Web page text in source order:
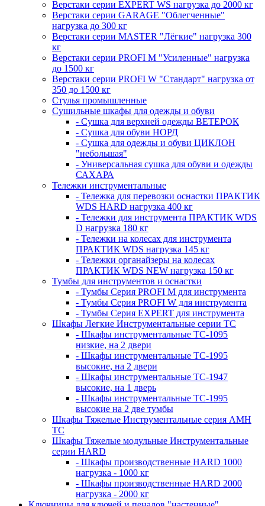
Верстаки серии EXPERT WS нагрузка до 2000 кг
Верстаки серии GARAGE "Облегченные"
нагрузка до 300 кг
Верстаки серии MASTER "Лёгкие" нагрузка 300
кг
Верстаки серии PROFI M "Усиленные" нагрузка
до 1500 кг
Верстаки серии PROFI W "Стандарт" нагрузка от
350 до 1500 кг
Стулья промышленные
Сушильные шкафы для одежды и обуви
- Сушка для верхней одежды ВЕТЕРОК
- Сушка для обуви НОРД
- Сушка для одежды и обуви ЦИКЛОН
"небольшая"
- Универсальная сушка для обуви и одежды
САХАРА
Тележки инструментальные
- Тележка для перевозки оснастки ПРАКТИК
WDS HARD нагрузка 400 кг
- Тележки для инструмента ПРАКТИК WDS
D нагрузка 180 кг
- Тележки на колесах для инструмента
ПРАКТИК WDS нагрузка 145 кг
- Тележки органайзеры на колесах
ПРАКТИК WDS NEW нагрузка 150 кг
Тумбы для инструментов и оснастки
- Тумбы Серия PROFI M для инструмента
- Тумбы Серия PROFI W для инструмента
- Тумбы Серия EXPERT для инструмента
Шкафы Легкие Инструментальные серии ТС
- Шкафы инструментальные TC-1095
низкие, на 2 двери
- Шкафы инструментальные TC-1995
высокие, на 2 двери
- Шкафы инструментальные ТС-1947
высокие, на 1 дверь
- Шкафы инструментальные ТС-1995
высокие на 2 две тумбы
Шкафы Тяжелые Инструментальные серия AMH
TC
Шкафы Тяжелые модульные Инструментальные
серии HARD
- Шкафы производственные HARD 1000
нагрузка - 1000 кг
- Шкафы производственные HARD 2000
нагрузка - 2000 кг